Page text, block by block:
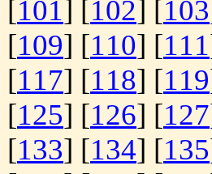
[101] [102] [103
[109] [110] [111
[117] [118] [119
[125] [126] [127
[133] [134] [135